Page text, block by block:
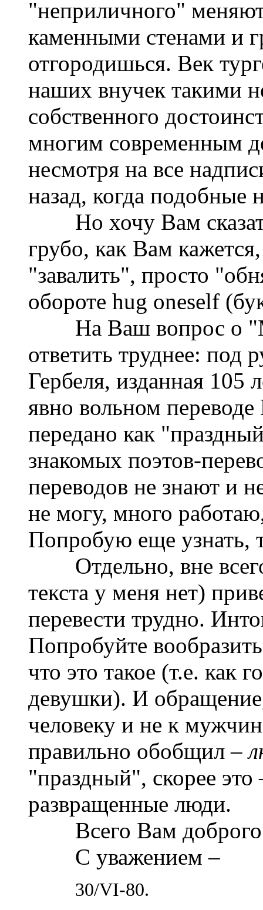
"неприличного"
каменными стенами и
отгородишься. Век
наших внучек такими
собственного
многим современным
несмотря на все
назад, когда подобные
Но хочу Вам
грубо, как Вам
"завалить", просто
обороте hug oneself
На Ваш вопрос о
ответить труднее: под
Гербеля, изданная 105
явно вольном
передано как
знакомых поэтов-
переводов не знают и
не могу, много
Попробую еще узнать,
Отдельно, вне всего
текста у меня нет)
перевести трудно.
Попробуйте
что это такое (т.е. как
девушки). И
человеку и не к
правильно обобщил –
"праздный", скорее это
развращенные люди.
Всего Вам
С уважением –
30/VI-80.